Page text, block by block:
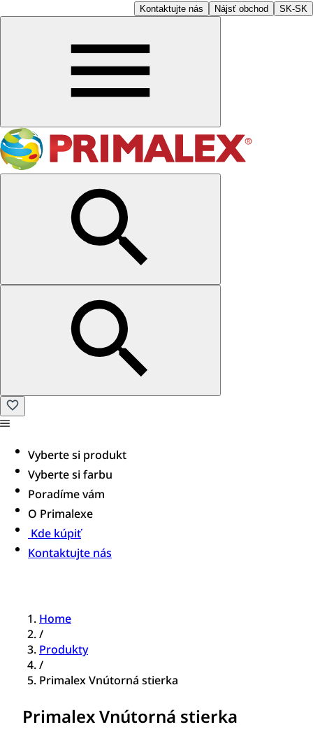
Kontaktujte nás Nájsť obchod SK-SK
Vyberte si produkt
Vyberte si farbu
Poradíme vám
O Primalexe
Kde kúpiť
Kontaktujte nás
Home
/
Produkty
/
Primalex Vnútorná stierka
Primalex Vnútorná stierka